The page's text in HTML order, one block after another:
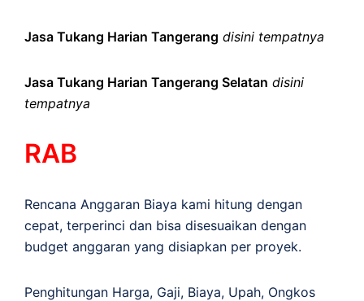
Jasa Tukang Harian Tangerang disini tempatnya
Jasa Tukang Harian Tangerang Selatan disini
tempatnya
RAB
Rencana Anggaran Biaya kami hitung dengan
cepat, terperinci dan bisa disesuaikan dengan
budget anggaran yang disiapkan per proyek.
Penghitungan Harga, Gaji, Biaya, Upah, Ongkos